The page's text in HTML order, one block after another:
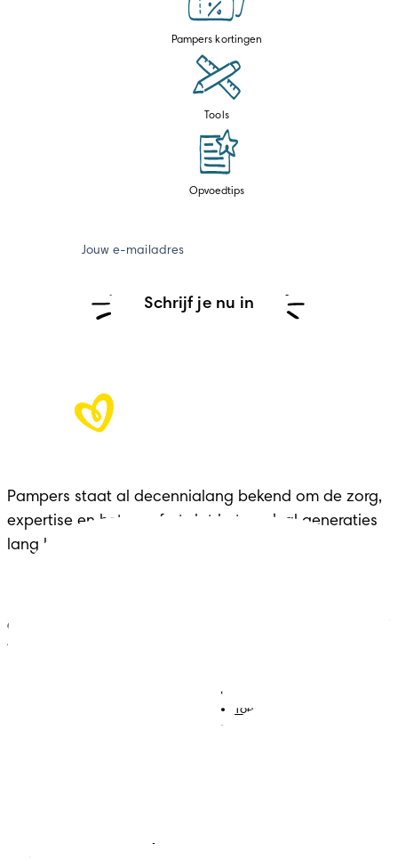
Pampers kortingen
Tools
Opvoedtips
Jouw e-mailadres
Schrijf je nu in
Pampers staat al decennialang bekend om de zorg,
expertise en het comfort dat het merk al generaties
lang biedt aan gezinnen in elke belangrijke fase.
ONZE HULPMIDDELEN VOOR
JOUW ZWANGERSCHAP
Toegankelijkheidsverklaring